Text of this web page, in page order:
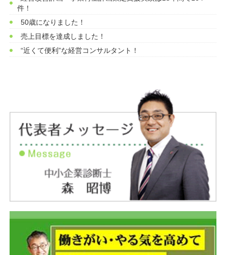
件！
50歳になりました！
売上目標を達成しました！
“近くて便利”な経営コンサルタント！